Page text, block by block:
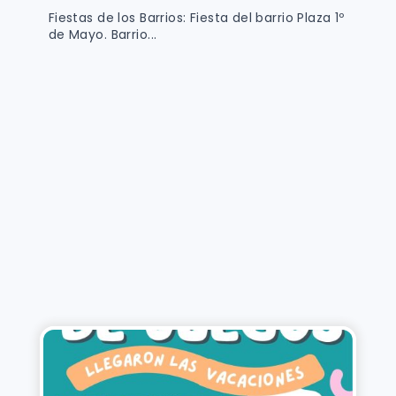
Fiestas de los Barrios: Fiesta del barrio Plaza 1º
de Mayo. Barrio...